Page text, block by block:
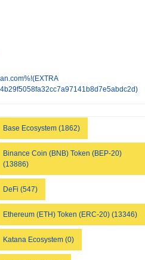
Base Ecosystem (1862)
Binance Coin (BNB) Token (BEP-20)
(13886)
DeFi (547)
Ethereum (ETH) Token (ERC-20) (13346)
Katana Ecosystem (0)